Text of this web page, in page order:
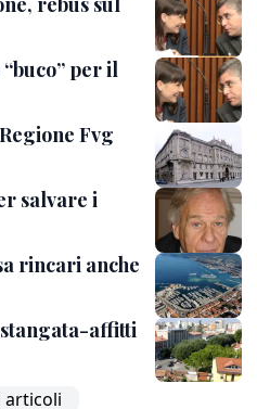
per il
Fvg
salvare i
rincari anche
affitti
articoli